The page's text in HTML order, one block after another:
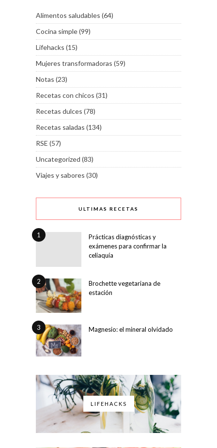
Alimentos saludables (64)
Cocina simple(99)
Lifehacks (15)
Mujeres transformadoras (59)
Notas (23)
Recetas con chicos (31)
Recetas dulces (78)
Recetas saladas (134)
RSE (57)
Uncategorized (83)
Viajes y sabores (30)
ULTIMAS RECETAS
1
Prácticas diagnósticas y
exámenes para confirmar la
celiaquía
2
Brochette vegetariana de
estación
3 Magnesio: el mineral olvidado
LIFEHACKS